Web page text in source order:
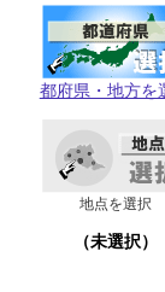
都府県・地方を
地点を選択
（未選択）